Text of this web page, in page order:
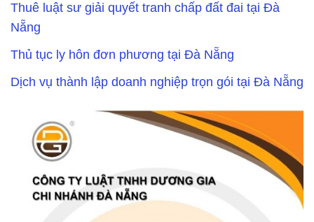
Thuê luật sư giải quyết tranh chấp đất đai tại Đà
Nẵng
Thủ tục ly hôn đơn phương tại Đà Nẵng
Dịch vụ thành lập doanh nghiệp trọn gói tại Đà Nẵng